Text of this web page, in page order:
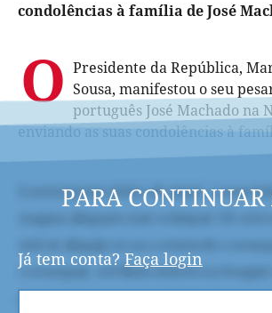
condolências à família de José
O Presidente da República,
Sousa, manifestou o seu
português José Machado na
enviando as suas condolências à
PARA
Já tem conta? Faça login